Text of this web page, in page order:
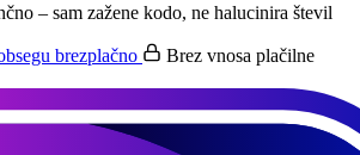
– sam zažene kodo, ne halucinira števil
brezplačno
Brez vnosa plačilne